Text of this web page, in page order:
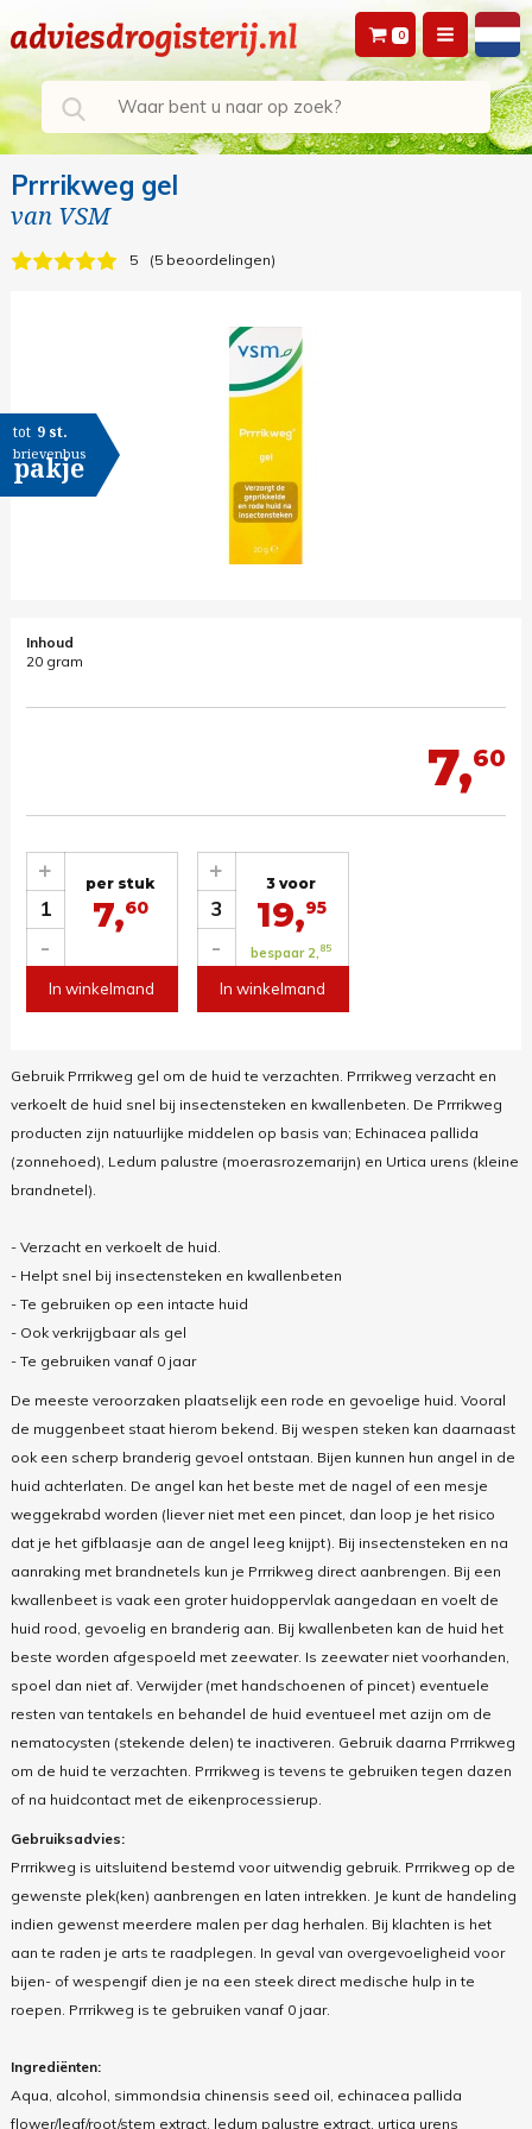
0
Prrrikweg gel
van VSM
5 5 beoordelingen
tot 9 st.
brievenbus
pakje
Inhoud
20 gram
7,60
1
-
+ per stuk
7,60
In winkelmand
3
-
+ 3 voor
19,95
bespaar 2, 85
In winkelmand
Gebruik Prrrikweg gel om de huid te verzachten. Prrrikweg verzacht en
verkoelt de huid snel bij insectensteken en kwallenbeten. De Prrrikweg
producten zijn natuurlijke middelen op basis van; Echinacea pallida
(zonnehoed), Ledum palustre (moerasrozemarijn) en Urtica urens (kleine
brandnetel).
- Verzacht en verkoelt de huid.
- Helpt snel bij insectensteken en kwallenbeten
- Te gebruiken op een intacte huid
- Ook verkrijgbaar als gel
- Te gebruiken vanaf 0 jaar
De meeste veroorzaken plaatselijk een rode en gevoelige huid. Vooral
de muggenbeet staat hierom bekend. Bij wespen steken kan daarnaast
ook een scherp branderig gevoel ontstaan. Bijen kunnen hun angel in de
huid achterlaten. De angel kan het beste met de nagel of een mesje
weggekrabd worden (liever niet met een pincet, dan loop je het risico
dat je het gifblaasje aan de angel leeg knijpt). Bij insectensteken en na
aanraking met brandnetels kun je Prrrikweg direct aanbrengen. Bij een
kwallenbeet is vaak een groter huidoppervlak aangedaan en voelt de
huid rood, gevoelig en branderig aan. Bij kwallenbeten kan de huid het
beste worden afgespoeld met zeewater. Is zeewater niet voorhanden,
spoel dan niet af. Verwijder (met handschoenen of pincet) eventuele
resten van tentakels en behandel de huid eventueel met azijn om de
nematocysten (stekende delen) te inactiveren. Gebruik daarna Prrrikweg
om de huid te verzachten. Prrrikweg is tevens te gebruiken tegen dazen
of na huidcontact met de eikenprocessierup.
Gebruiksadvies:
Prrrikweg is uitsluitend bestemd voor uitwendig gebruik. Prrrikweg op de
gewenste plek(ken) aanbrengen en laten intrekken. Je kunt de handeling
indien gewenst meerdere malen per dag herhalen. Bij klachten is het
aan te raden je arts te raadplegen. In geval van overgevoeligheid voor
bijen- of wespengif dien je na een steek direct medische hulp in te
roepen. Prrrikweg is te gebruiken vanaf 0 jaar.
Ingrediënten:
Aqua, alcohol, simmondsia chinensis seed oil, echinacea pallida
flower/leaf/root/stem extract, ledum palustre extract, urtica urens